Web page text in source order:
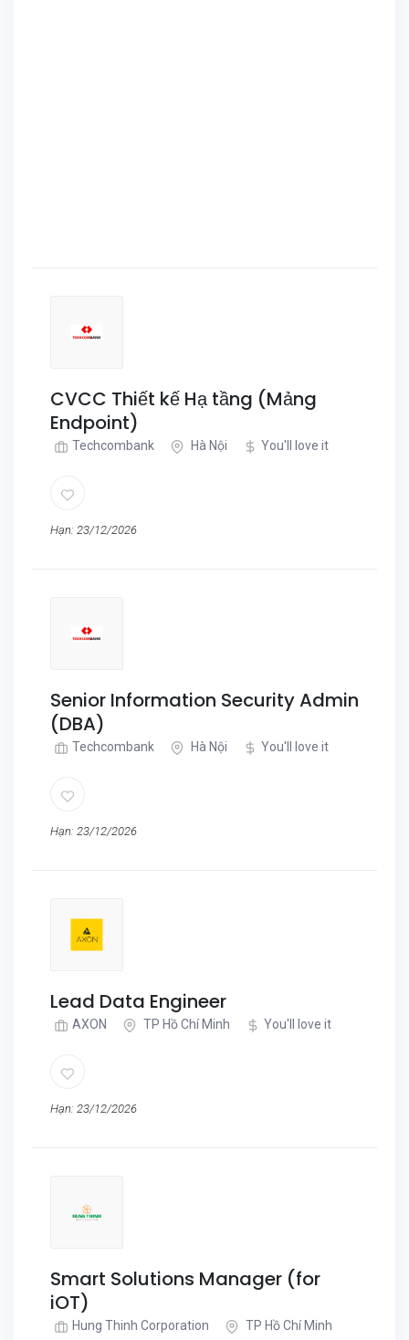
CVCC Thiết kế Hạ tầng (Mảng
Endpoint)
Techcombank Hà Nội You'll love it
Hạn: 23/12/2026
Senior Information Security Admin
(DBA)
Techcombank Hà Nội You'll love it
Hạn: 23/12/2026
Lead Data Engineer
AXON TP Hồ Chí Minh You'll love it
Hạn: 23/12/2026
Smart Solutions Manager (for
iOT)
Hung Thinh Corporation
TP Hồ Chí Minh